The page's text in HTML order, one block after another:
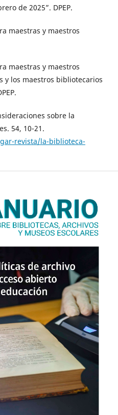
de 2025”. DPEP.
maestras y maestros
maestras y maestros
y los maestros bibliotecarios
sobre la
54, 10-21.
revista/la-biblioteca-